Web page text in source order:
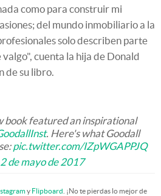
como para construir mi
del mundo inmobiliario a la
solo describen parte
cuenta la hija de Donald
de su libro.
book featured an inspirational
. Here's what Goodall
pic.twitter.com/IZpWGAPPJQ
2 de mayo de 2017
y Flipboard . ¡No te pierdas lo mejor de